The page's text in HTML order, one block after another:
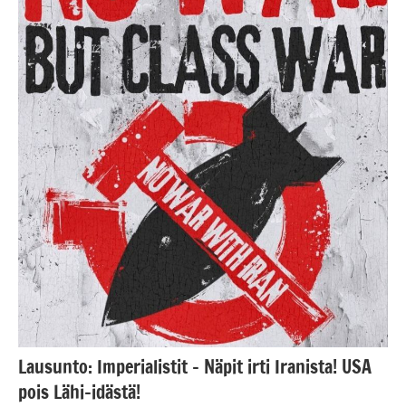
Lausunto: Imperialistit – Näpit irti Iranista! USA
pois Lähi-idästä!